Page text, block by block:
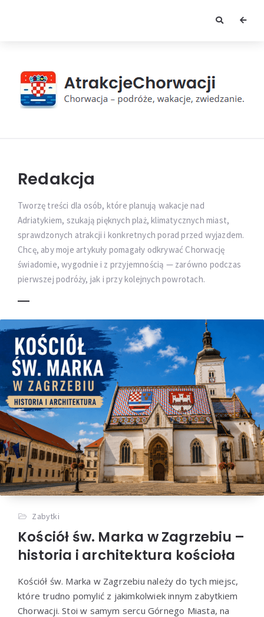
Redakcja
Tworzę treści dla osób, które planują wakacje nad
Adriatykiem, szukają pięknych plaż, klimatycznych miast,
sprawdzonych atrakcji i konkretnych porad przed wyjazdem.
Chcę, aby moje artykuły pomagały odkrywać Chorwację
świadomie, wygodnie i z przyjemnością — zarówno podczas
pierwszej podróży, jak i przy kolejnych powrotach.
Zabytki
Kościół św. Marka w Zagrzebiu –
historia i architektura kościoła
Kościół św. Marka w Zagrzebiu należy do tych miejsc,
które trudno pomylić z jakimkolwiek innym zabytkiem
Chorwacji. Stoi w samym sercu Górnego Miasta, na